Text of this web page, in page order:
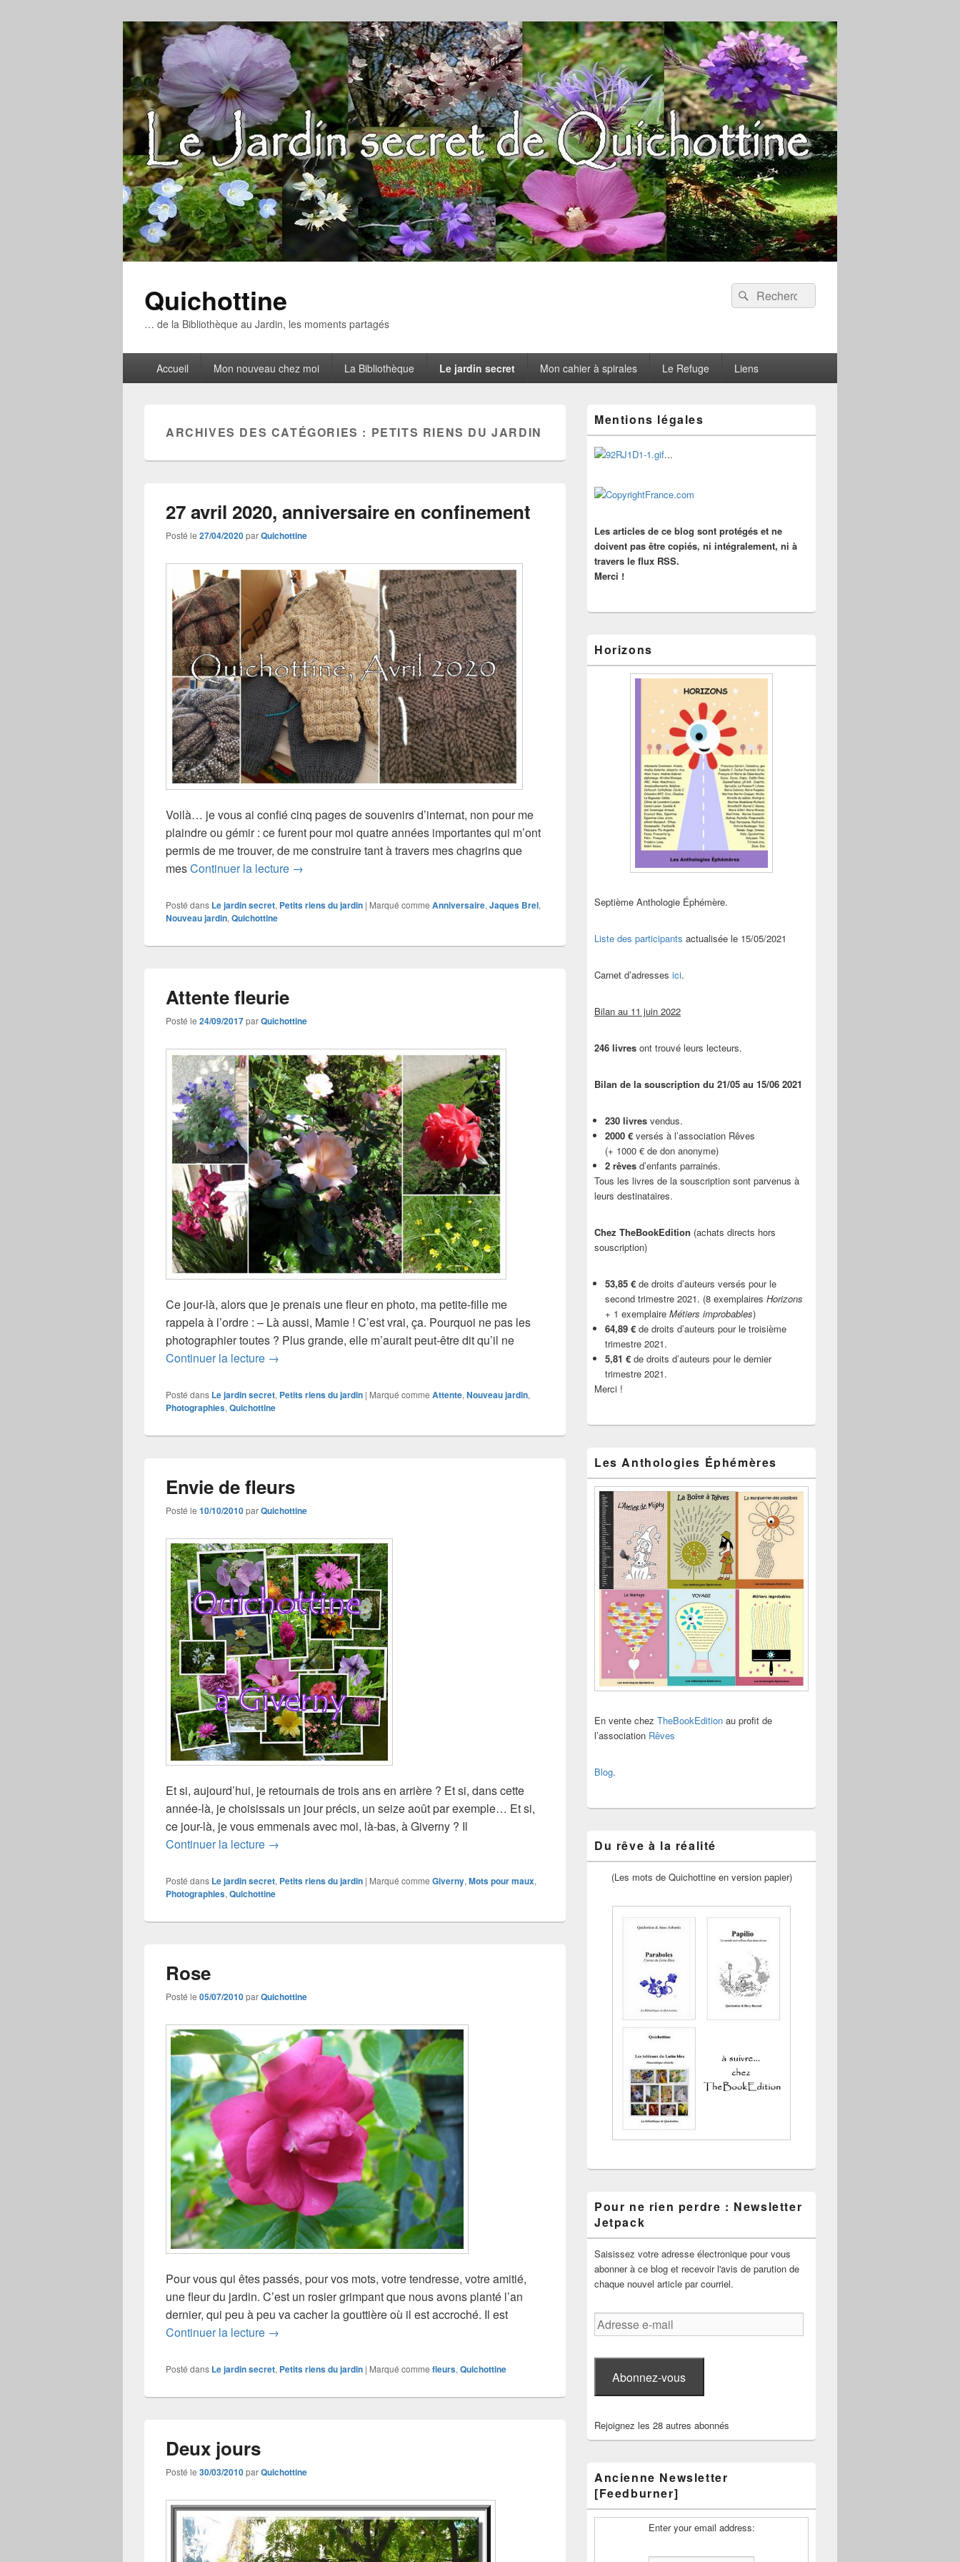
Quichottine
… de la Bibliothèque au Jardin, les moments partagés
Recherche :
Rechercher
principalAccueil Mon nouveau chez moi La Bibliothèque Le jardin secret Mon cahier à spirales Le Refuge Liens
ARCHIVES DES CATÉGORIES : PETITS RIENS DU JARDIN
27 avril 2020, anniversaire en confinement
Posté le 27/04/2020parQuichottine
Voilà… je vous ai confié cinq pages de souvenirs d’internat, non pour me
plaindre ou gémir : ce furent pour moi quatre années importantes qui m’ont
permis de me trouver, de me construire tant à travers mes chagrins que
mesContinuer la lecture 27 avril 2020, anniversaire en confinement
→
Posté dans Le jardin secret, Petits riens du jardin | Marqué comme Anniversaire, Jaques Brel,
Nouveau jardin, Quichottine
Attente fleurie
Posté le 24/09/2017parQuichottine
Ce jour-là, alors que je prenais une fleur en photo, ma petite-fille me
rappela à l’ordre : – Là aussi, Mamie ! C’est vrai, ça. Pourquoi ne pas les
photographier toutes ? Plus grande, elle m’aurait peut-être dit qu’il ne
Continuer la lecture Attente fleurie
→
Posté dans Le jardin secret, Petits riens du jardin | Marqué comme Attente, Nouveau jardin,
Photographies, Quichottine
Envie de fleurs
Posté le 10/10/2010parQuichottine
Et si, aujourd’hui, je retournais de trois ans en arrière ? Et si, dans cette
année-là, je choisissais un jour précis, un seize août par exemple… Et si,
ce jour-là, je vous emmenais avec moi, là-bas, à Giverny ? Il
Continuer la lecture Envie de fleurs
→
Posté dans Le jardin secret, Petits riens du jardin | Marqué comme Giverny, Mots pour maux,
Photographies, Quichottine
Rose
Posté le 05/07/2010parQuichottine
Pour vous qui êtes passés, pour vos mots, votre tendresse, votre amitié,
une fleur du jardin. C’est un rosier grimpant que nous avons planté l’an
dernier, qui peu à peu va cacher la gouttière où il est accroché. Il est
Continuer la lecture Rose
→
Posté dans Le jardin secret, Petits riens du jardin | Marqué comme fleurs, Quichottine
Deux jours
Posté le 30/03/2010parQuichottine
principale
de
widget
pour
barre
latérale
Mentions légales
...
Les articles de ce blog sont protégés et ne
doivent pas être copiés, ni intégralement, ni à
travers le flux RSS.
Merci !
Horizons
Septième Anthologie Éphémère.
Liste des participants actualisée le 15/05/2021
Carnet d’adresses ici.
Bilan au 11 juin 2022
246 livres ont trouvé leurs lecteurs.
Bilan de la souscription du 21/05 au 15/06 2021
230 livres vendus.
2000 € versés à l’association Rêves
(+ 1000 € de don anonyme)
2 rêves d’enfants parrainés.
Tous les livres de la souscription sont parvenus à
leurs destinataires.
Chez TheBookEdition (achats directs hors
souscription)
53,85 € de droits d’auteurs versés pour le
second trimestre 2021. (8 exemplaires Horizons
+ 1 exemplaire Métiers improbables)
64,89 € de droits d’auteurs pour le troisième
trimestre 2021.
5,81 € de droits d’auteurs pour le dernier
trimestre 2021.
Merci !
Les Anthologies Éphémères
En vente chez TheBookEdition au profit de
l’association Rêves
Blog.
Du rêve à la réalité
(Les mots de Quichottine en version papier)
Pour ne rien perdre : Newsletter
Jetpack
Saisissez votre adresse électronique pour vous
abonner à ce blog et recevoir l'avis de parution de
chaque nouvel article par courriel.
Adresse
e-
Abonnez-vous
Rejoignez les 28 autres abonnés
Ancienne Newsletter
[Feedburner]
Enter your email address: